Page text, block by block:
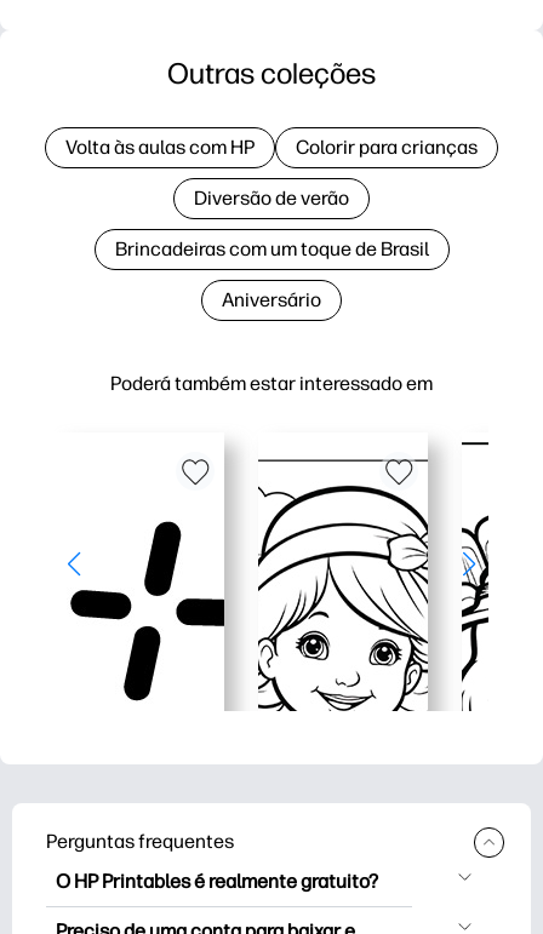
Poderá também estar interessado em
Outras coleções
Volta às aulas com HP Colorir para crianças
Diversão de verão
Brincadeiras com um toque de Brasil
Aniversário
Perguntas frequentes
O HP Printables é realmente gratuito?
O HP Printables oferece mais de 2,500